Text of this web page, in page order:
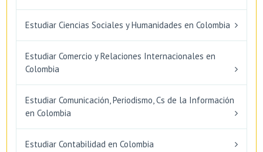
Estudiar Ciencias Sociales y Humanidades en Colombia
Estudiar Comercio y Relaciones Internacionales en
Colombia
Estudiar Comunicación, Periodismo, Cs de la Información
en Colombia
Estudiar Contabilidad en Colombia